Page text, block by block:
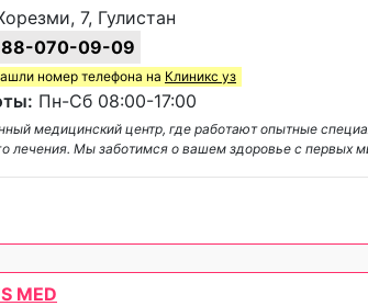
7, Гулистан
070-09-09
номер телефона на Клиникс уз
Пн-Сб 08:00-17:00
медицинский центр, где работают опытные
лечения. Мы заботимся о вашем здоровье с
MED